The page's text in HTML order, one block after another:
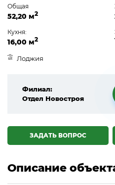
Общая
52,20 м2
Кухня:
16,00 м2
Лоджия
Филиал:
Отдел Новостроя
ЗАДАТЬ ВОПРОС
Описание